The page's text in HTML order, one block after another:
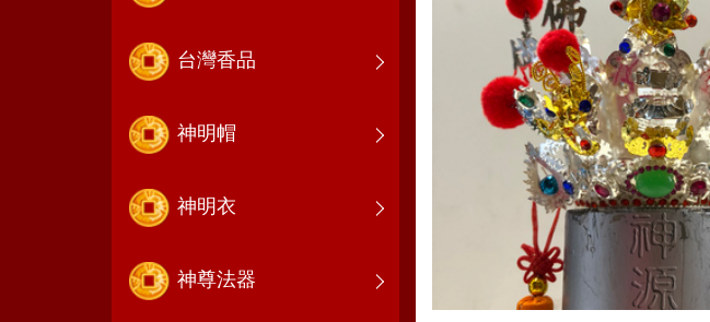
台灣香品
神明帽
神明衣
神尊法器